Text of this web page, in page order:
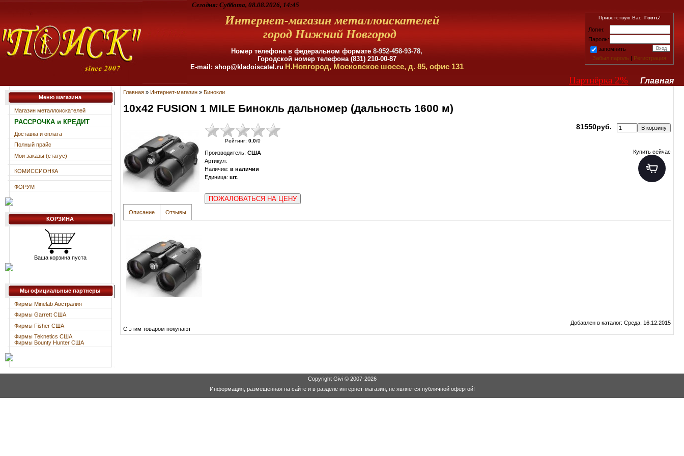
Сегодня: Суббота, 08.08.2026, 14:45
Интернет-магазин металлоискателей
город Нижний Новгород
Номер телефона в федеральном формате 8-952-458-93-78,
Городской номер телефона (831) 210-00-87
E-mail: shop@kladoiscatel.ru Н.Новгород, Московское шоссе, д. 85, офис 131
Приветствую Вас, Гость!
Логин:
Пароль:
запомнить
Забыл пароль | Регистрация
Партнёрка 2% Главная
Меню магазина
Магазин металлоискателей
РАССРОЧКА и КРЕДИТ
Доставка и оплата
Полный прайс
Мои заказы (статус)
КОМИССИОНКА
ФОРУМ
КОРЗИНА
Ваша корзина пуста
Мы официальные партнеры
Фирмы Minelab Австралия
Фирмы Garrett США
Фирмы Fisher США
Фирмы Teknetics США
Фирмы Bounty Hunter США
Главная » Интернет-магазин » Бинокли
10x42 FUSION 1 MILE Бинокль дальномер (дальность 1600 м)
Рейтинг: 0.0/0
81550руб.
Производитель: США
Артикул:
Наличие: в наличии
Единица: шт.
ПОЖАЛОВАТЬСЯ НА ЦЕНУ
Купить сейчас
Описание Отзывы
Добавлен в каталог: Среда, 16.12.2015
С этим товаром покупают
Copyright Givi© 2007-2026
Информация, размещенная на сайте и в разделе интернет-магазин, не является публичной офертой!